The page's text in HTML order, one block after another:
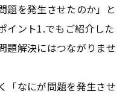
題を発生させたのか」と
イント1.でもご紹介した
題解決にはつながりませ
「なにが問題を発生させ